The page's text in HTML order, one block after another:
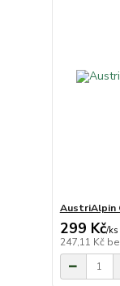
AustriAlpin
299 Kč/ks
247,11 Kč